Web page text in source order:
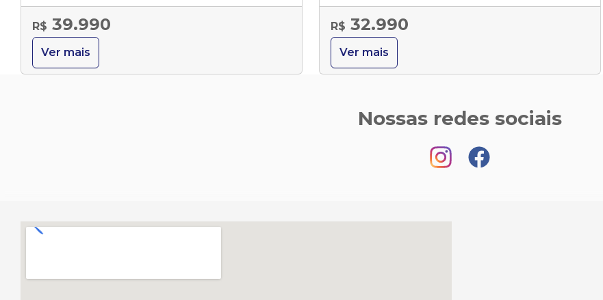
R$ 39.990
Ver mais
R$ 32.990
Ver mais
Nossas redes sociais